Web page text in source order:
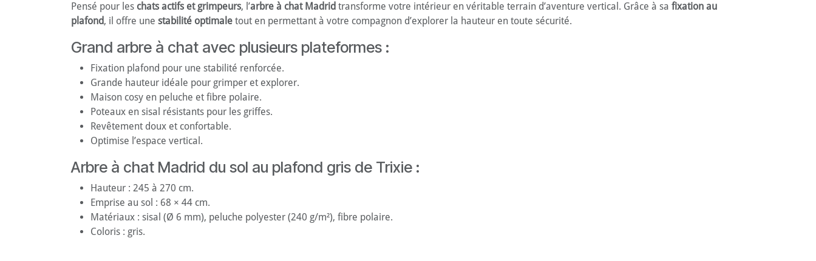
Pensé pour les chats actifs et grimpeurs, l’arbre à chat Madrid transforme votre intérieur en véritable terrain d’aventure vertical. Grâce à sa fixation au
plafond, il offre une stabilité optimale tout en permettant à votre compagnon d’explorer la hauteur en toute sécurité.
Grand arbre à chat avec plusieurs plateformes :
Fixation plafond pour une stabilité renforcée.
Grande hauteur idéale pour grimper et explorer.
Maison cosy en peluche et fibre polaire.
Poteaux en sisal résistants pour les griffes.
Revêtement doux et confortable.
Optimise l’espace vertical.
Arbre à chat Madrid du sol au plafond gris de Trixie :
Hauteur : 245 à 270 cm.
Emprise au sol : 68 × 44 cm.
Matériaux : sisal (Ø 6 mm), peluche polyester (240 g/m²), fibre polaire.
Coloris : gris.